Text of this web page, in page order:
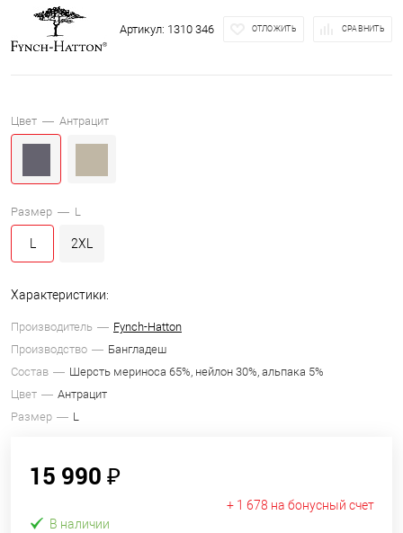
Артикул: 1310 346 ОТЛОЖИТЬ СРАВНИТЬ
Цвет — Антрацит
Размер — L
2XL
Характеристики:
Производитель
Fynch-Hatton
Производство
Бангладеш
Состав
Шерсть мериноса 65%, нейлон 30%, альпака 5%
Цвет
Антрацит
Размер
L
15 990 ₽
+ 1 678 на бонусный счет
В наличии